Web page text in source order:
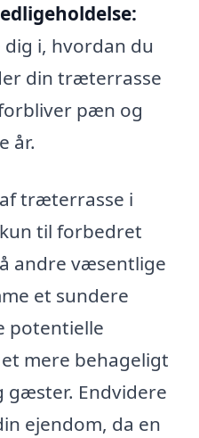
i, hvordan du
din træterrasse
pæn og
år.
træterrasse i
til forbedret
andre væsentlige
et sundere
potentielle
mere behageligt
gæster. Endvidere
ejendom, da en